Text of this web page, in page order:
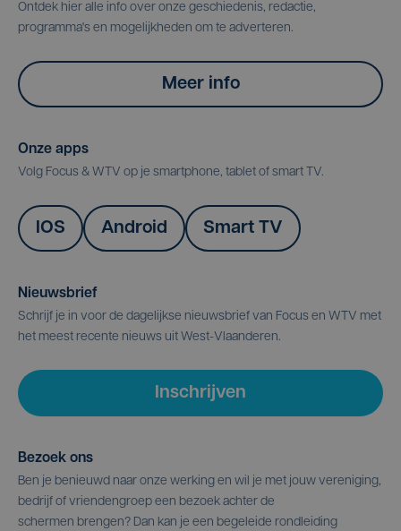
Ontdek hier alle info over onze geschiedenis, redactie,
programma's en mogelijkheden om te adverteren.
Meer info
Onze apps
Volg Focus & WTV op je smartphone, tablet of smart TV.
IOS Android Smart TV
Nieuwsbrief
Schrijf je in voor de dagelijkse nieuwsbrief van Focus en WTV met
het meest recente nieuws uit West-Vlaanderen.
Inschrijven
Bezoek ons
Ben je benieuwd naar onze werking en wil je met jouw vereniging,
bedrijf of vriendengroep een bezoek achter de
schermen brengen? Dan kan je een begeleide rondleiding